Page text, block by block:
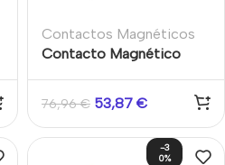
Contactos Magnéticos
Contacto Magnético
puertas y en suelo
cableado Aritech 75mm
2m G2
76,96€ 53,87 €
-3
0%